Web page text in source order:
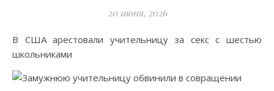
20 июня, 2026
В США арестовали учительницу за секс с шестью
школьниками